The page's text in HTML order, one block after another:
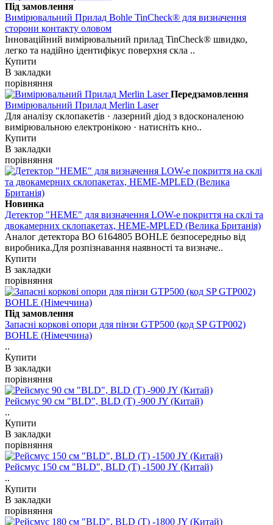
Під замовлення
Вимірювальний Прилад Bohle TinCheck® для визначення
сторони контакту оловом
Інноваційний вимірювальний прилад TinCheck® швидко,
легко та надійно ідентифікує поверхня скла ..
Купити
В закладки
порівняння
Передзамовлення
Вимірювальний Прилад Merlin Laser
Для аналізу склопакетів · лазерний діод з вдосконаленою
вимірювальною електронікою · натисніть кно..
Купити
В закладки
порівняння
Новинка
Детектор "HEME" для визначення LOW-e покриття на склі та
двокамерних склопакетах, HEME-MPLED (Велика Британія)
Аналог детектора BO 6164805 BOHLE безпосередньо від
виробника.Для розпізнавання наявності та визначе..
Купити
В закладки
порівняння
Під замовлення
Запасні коркові опори для пінзи GTP500 (код SP GTP002)
BOHLE (Німеччина)
..
Купити
В закладки
порівняння
Рейсмус 90 см "BLD", BLD (T) -900 JY (Китай)
..
Купити
В закладки
порівняння
Рейсмус 150 см "BLD", BLD (T) -1500 JY (Китай)
..
Купити
В закладки
порівняння